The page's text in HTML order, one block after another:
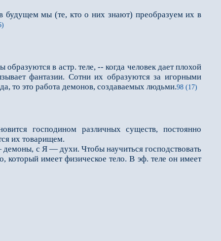
мы (те, кто о них знают) преобразуем их в
в астр. теле, -- когда человек дает плохой
фантазии. Сотни их образуются за игорными
то это работа демонов, создаваемых людьми.98 (17)
господином различных существ, постоянно
их товарищем.
с Я — духи. Чтобы научиться господствовать
который имеет физическое тело. В эф. теле он имеет